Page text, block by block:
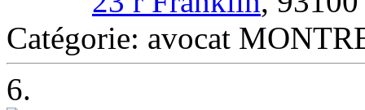
Catégorie: avocat
6.